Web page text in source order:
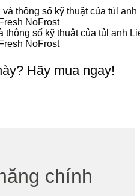
thông số kỹ thuật của tủl anh
NoFrost
Hãy mua ngay!
chính